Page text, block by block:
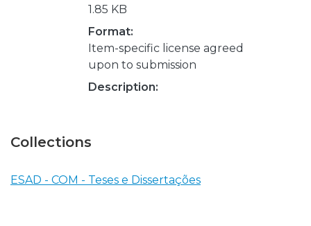
1.85 KB
Format:
Item-specific license agreed
upon to submission
Description:
Collections
ESAD - COM - Teses e Dissertações